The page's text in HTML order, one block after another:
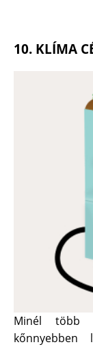
10. KLÍMA
Minél több